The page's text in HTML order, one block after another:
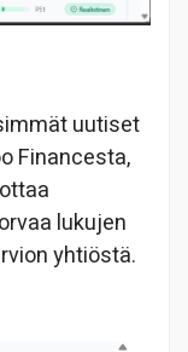
uutiset
Financesta,
lukujen
yhtiöstä.